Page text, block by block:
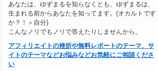
あなたは、ゆずまるを知らなくとも、ゆずまるは、
生まれる前からあなたを知ってます。(オカルトです
か？！＞自分)
こんなノリでもノリで答えたりしませんから。
アフィリエイトの挫折や無料レポートのテーマ、サ
イトのテーマなどお悩みなどお気軽にご相談くださ
い